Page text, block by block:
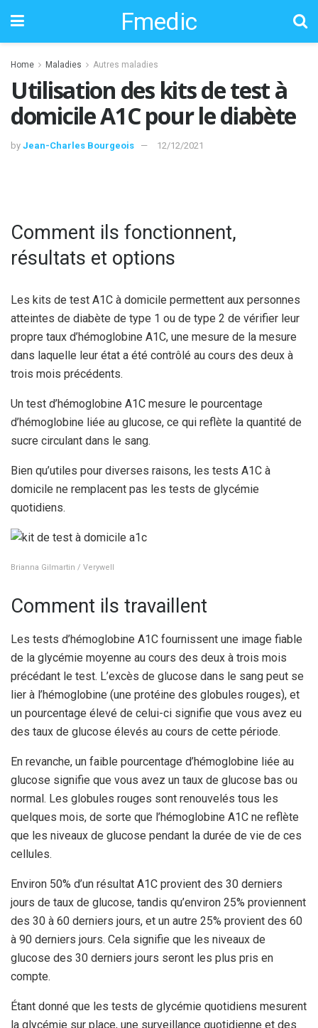
Fmedic
Home Maladies Autres maladies
Utilisation des kits de test à
domicile A1C pour le diabète
by Jean-Charles Bourgeois 12/12/2021
Comment ils fonctionnent,
résultats et options
Les kits de test A1C à domicile permettent aux personnes
atteintes de diabète de type 1 ou de type 2 de vérifier leur
propre taux d’hémoglobine A1C, une mesure de la mesure
dans laquelle leur état a été contrôlé au cours des deux à
trois mois précédents.
Un test d’hémoglobine A1C mesure le pourcentage
d’hémoglobine liée au glucose, ce qui reflète la quantité de
sucre circulant dans le sang.
Bien qu’utiles pour diverses raisons, les tests A1C à
domicile ne remplacent pas les tests de glycémie
quotidiens.
Brianna Gilmartin / Verywell
Comment ils travaillent
Les tests d’hémoglobine A1C fournissent une image fiable
de la glycémie moyenne au cours des deux à trois mois
précédant le test. L’excès de glucose dans le sang peut se
lier à l’hémoglobine (une protéine des globules rouges), et
un pourcentage élevé de celui-ci signifie que vous avez eu
des taux de glucose élevés au cours de cette période.
En revanche, un faible pourcentage d’hémoglobine liée au
glucose signifie que vous avez un taux de glucose bas ou
normal. Les globules rouges sont renouvelés tous les
quelques mois, de sorte que l’hémoglobine A1C ne reflète
que les niveaux de glucose pendant la durée de vie de ces
cellules.
Environ 50% d’un résultat A1C provient des 30 derniers
jours de taux de glucose, tandis qu’environ 25% proviennent
des 30 à 60 derniers jours, et un autre 25% provient des 60
à 90 derniers jours. Cela signifie que les niveaux de
glucose des 30 derniers jours seront les plus pris en
compte.
Étant donné que les tests de glycémie quotidiens mesurent
la glycémie sur place, une surveillance quotidienne et des